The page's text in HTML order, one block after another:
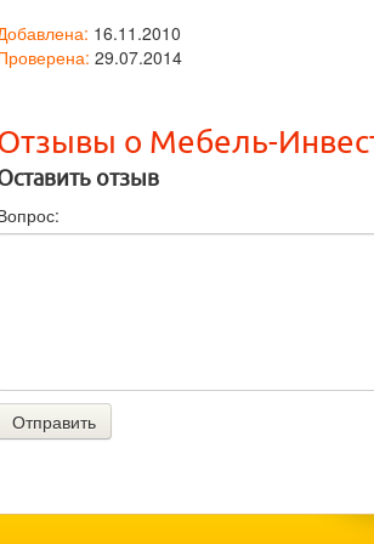
16.11.2010
29.07.2014
о Мебель-
отзыв
Отправить